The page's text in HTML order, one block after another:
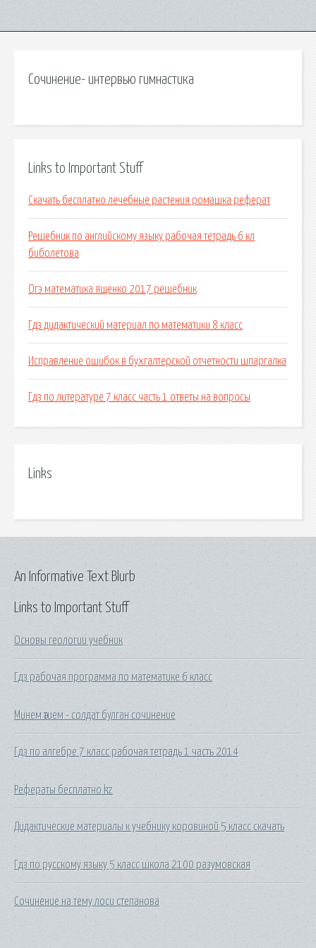
Сочинение- интервью гимнастика
Links to Important Stuff
Скачать бесплатно лечебные растения ромашка реферат
Решебник по английскому языку рабочая тетрадь 6 кл
биболетова
Огэ математика ященко 2017 решебник
Гдз дидактический материал по математики 8 класс
Исправление ошибок в бухгалтерской отчетности шпаргалка
Гдз по литературе 7 класс часть 1 ответы на вопросы
Links
Links to Important Stuff
Основы геологии учебник
Гдз рабочая программа по математике 6 класс
Минем әтием - солдат булган сочинение
Гдз по алгебре 7 класс рабочая тетрадь 1 часть 2014
Рефераты бесплатно kz
Дидактические материалы к учебнику коровиной 5 класс скачать
Гдз по русскому языку 5 класс школа 2100 разумовская
Сочинение на тему лоси степанова
An Informative Text Blurb